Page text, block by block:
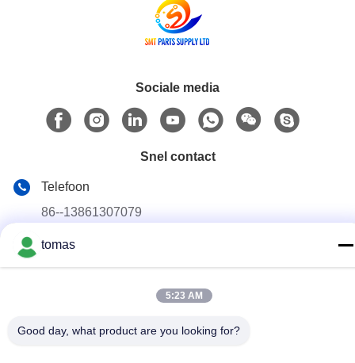
Sociale media
Snel contact
Telefoon
86--13861307079
E-mail
tomas@smtmachine-parts.com
Industrial Park Suzhou, Jiangsu, 215127, China
tomas
5:23 AM
Good day, what product are you looking for?